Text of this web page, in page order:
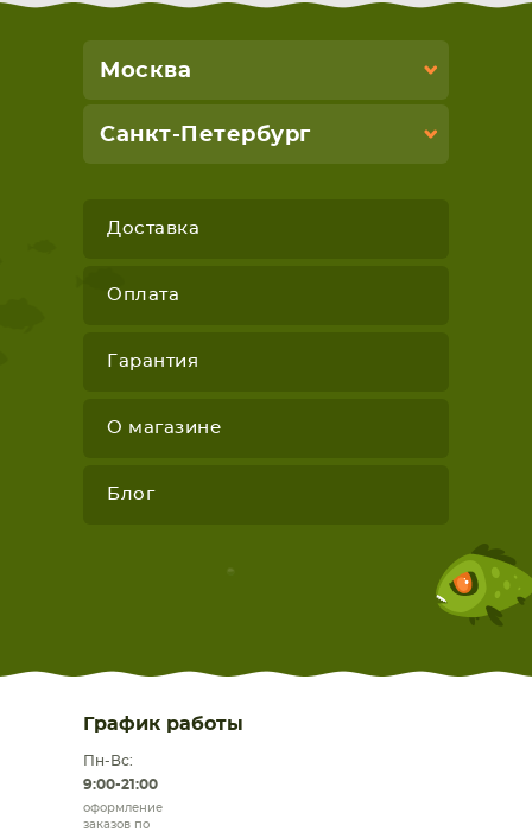
Москва
Санкт-Петербург
Доставка
Оплата
Гарантия
О магазине
Блог
График работы
Пн-Вс:
9:00-21:00
оформление
заказов по